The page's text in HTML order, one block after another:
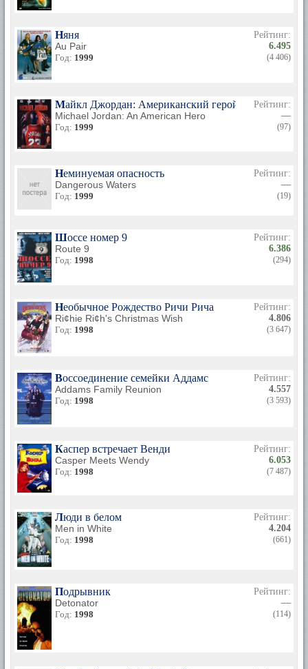
Няня
Au Pair
Год: 1999
Рейтинг:
6.495
(4 406)
Майкл Джордан: Американский герой
Michael Jordan: An American Hero
Год: 1999
Рейтинг:
—
(97)
Неминуемая опасность
Dangerous Waters
Год: 1999
Рейтинг:
—
(19)
Шоссе номер 9
Route 9
Год: 1998
Рейтинг:
6.386
(294)
Необычное Рождество Ричи Рича
Ri¢hie Ri¢h's Christmas Wish
Год: 1998
Рейтинг:
4.806
(3 647)
Воссоединение семейки Аддамс
Addams Family Reunion
Год: 1998
Рейтинг:
4.557
(3 593)
Каспер встречает Венди
Casper Meets Wendy
Год: 1998
Рейтинг:
6.053
(7 487)
Люди в белом
Men in White
Год: 1998
Рейтинг:
4.204
(661)
Подрывник
Detonator
Год: 1998
Рейтинг:
—
(114)